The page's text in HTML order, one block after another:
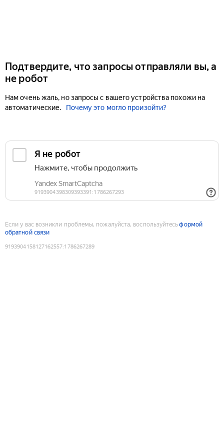
Подтвердите, что запросы отправляли вы, а
не робот
Нам очень жаль, но запросы с вашего устройства похожи на
автоматические.
Почему это могло произойти?
Если у вас возникли проблемы, пожалуйста, воспользуйтесьформой
обратной связи
9193904158127162557:1786267289